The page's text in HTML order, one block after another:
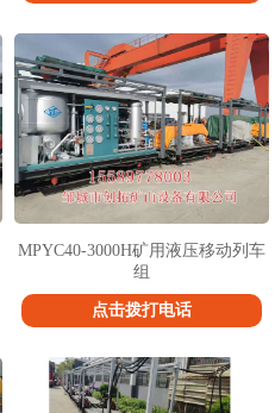
MPYC40-3000H矿用液压移动列车
组
点击拨打电话